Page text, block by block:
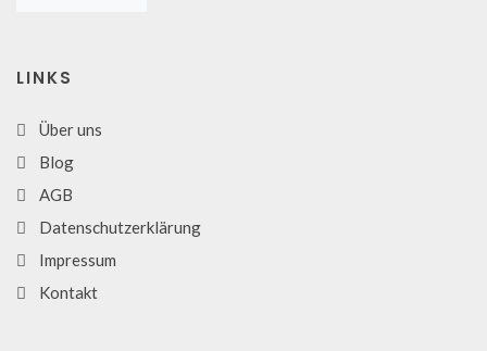
LINKS
Über uns
Blog
AGB
Datenschutzerklärung
Impressum
Kontakt